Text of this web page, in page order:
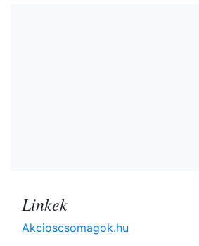
Linkek
Akcioscsomagok.hu